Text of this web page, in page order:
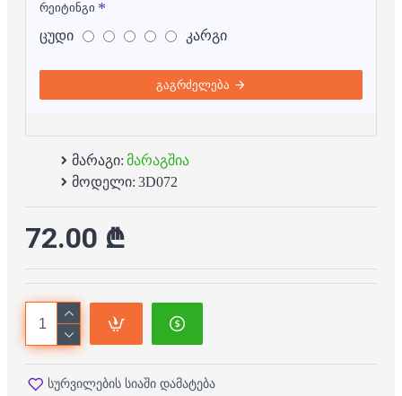
რეიტინგი
ცუდი კარგი
გაგრძელება
მარაგი: მარაგშია
მოდელი: 3D072
72.00 ₾
სურვილების სიაში დამატება